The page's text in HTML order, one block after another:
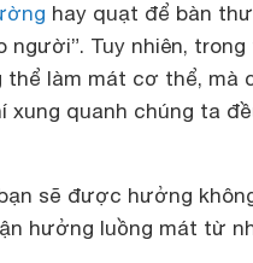
hay quạt để bàn
Tuy nhiên,
làm mát cơ thể, mà
xung quanh chúng ta
sẽ được hưởng
hưởng luồng mát từ